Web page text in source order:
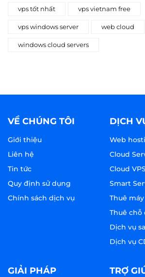
vps tốt nhất vps vietnam free
vps windows server web cloud
windows cloud servers
VỀ CHÚNG TÔI
Giới thiệu
Liên hệ
Tin tức
Quy định sử dụng
Chính sách dịch vụ
DỊCH
Web
Cloud
Cloud VPS
Smart
Thuê
Thuê chỗ
Dịch vụ
Dịch vụ
GIẢI PHÁP TRỢ